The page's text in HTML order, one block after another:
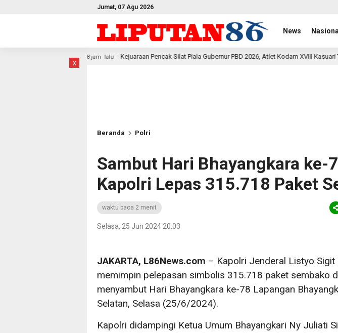
Jumat, 07 Agu 2026
News Nasional
x
Kejuaraan Pencak Silat Piala Gubernur PBD 2026, Atlet Kodam XVIII Kasuari Torehkan Prestasi Gemilang
Beranda Polri
Sambut Hari Bhayangkara ke-
Kapolri Lepas 315.718 Paket
waktu baca 2 menit
Selasa, 25 Jun 2024 20:03
JAKARTA, L86News.com – Kapolri Jenderal Listyo Sigit
memimpin pelepasan simbolis 315.718 paket sembako
menyambut Hari Bhayangkara ke-78 Lapangan
Selatan, Selasa (25/6/2024).
Kapolri didampingi Ketua Umum Bhayangkari Ny Juliati